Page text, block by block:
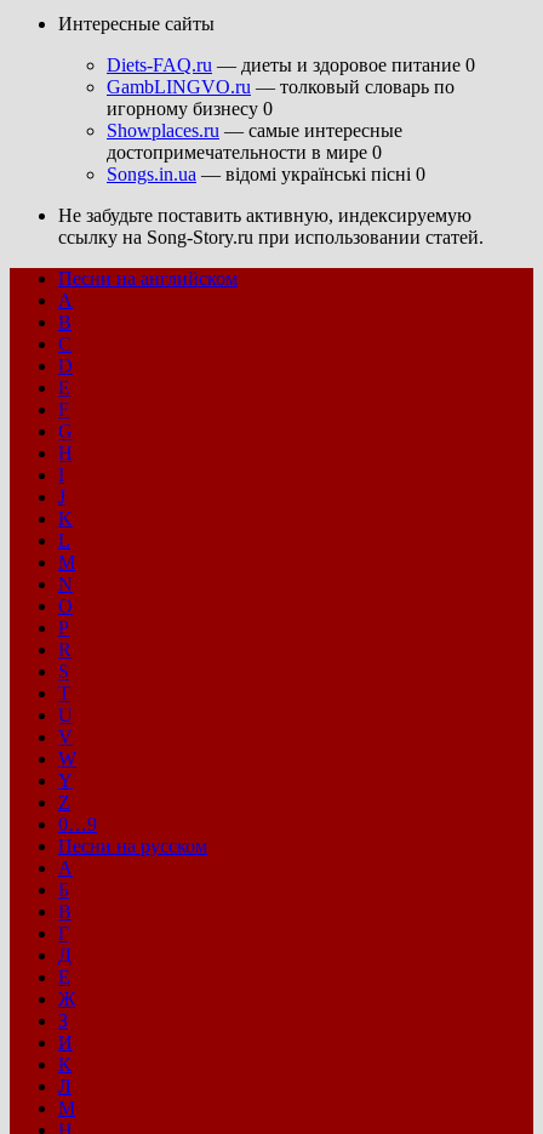
Интересные сайты
Diets-FAQ.ru — диеты и здоровое питание 0
GambLINGVO.ru — толковый словарь по
игорному бизнесу 0
Showplaces.ru — самые интересные
достопримечательности в мире 0
Songs.in.ua — відомі українські пісні 0
Не забудьте поставить активную, индексируемую
ссылку на Song-Story.ru при использовании статей.
Песни на английском
A
B
C
D
E
F
G
H
I
J
K
L
M
N
O
P
R
S
T
U
V
W
Y
Z
0…9
Песни на русском
А
Б
В
Г
Д
Е
Ж
З
И
К
Л
М
Н